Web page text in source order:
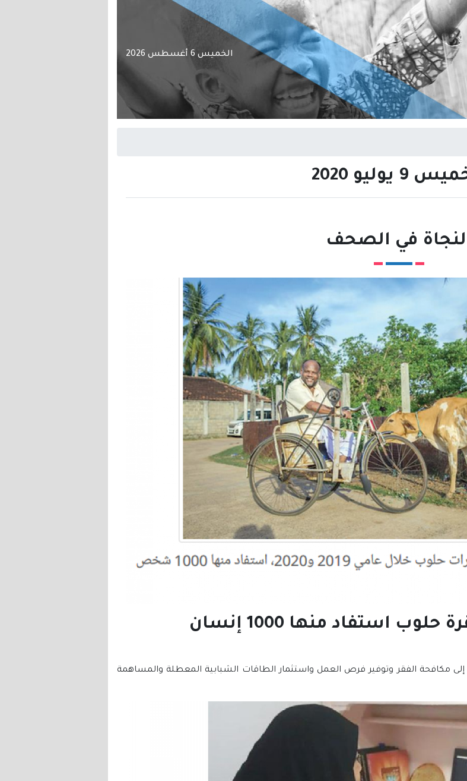
الخميس 6 أغسطس 2026
9 يوليو 2020
في الصحف
النجاة الخيرية وزعت 105 بقرة حلوب استفاد منها 1000 إنسان
إلى مكافحة الفقر وتوفير فرص العمل واستثمار الطاقات الشبابية المعطلة والمساهمة